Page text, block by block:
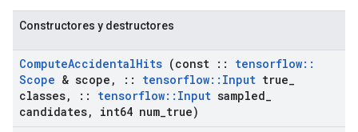
Constructores y destructores
ComputeAccidentalHits (const :: tensorflow::
Scope & scope , :: tensorflow:: Input true
classes, :: tensorflow:: Input sampled
candidates, int64 num true)